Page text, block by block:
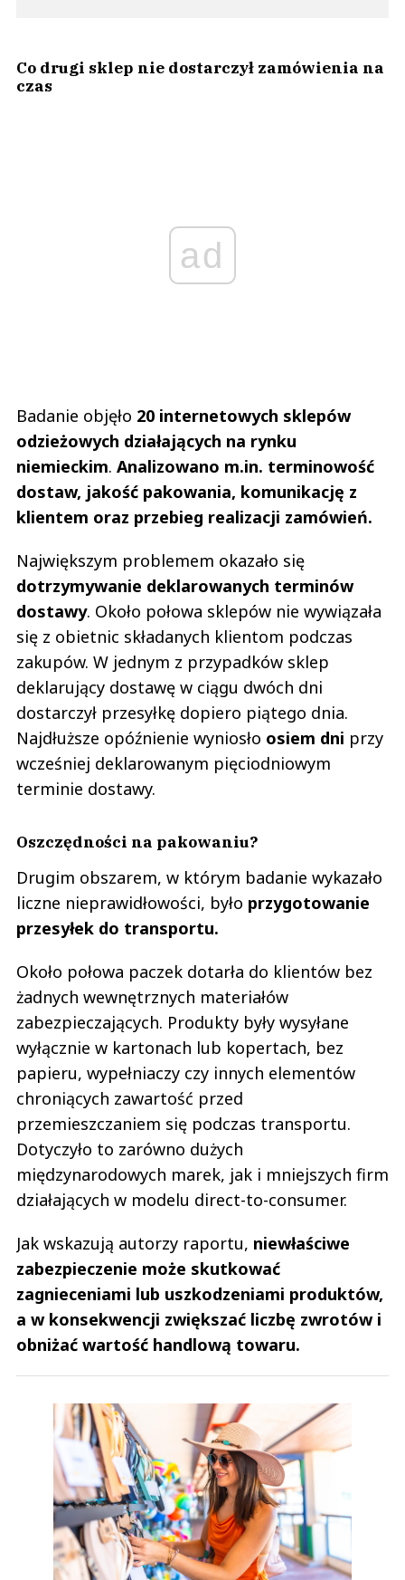
Co drugi sklep nie dostarczył zamówienia na
czas
ad
Badanie objęło 20 internetowych sklepów
odzieżowych działających na rynku
niemieckim. Analizowano m.in. terminowość
dostaw, jakość pakowania, komunikację z
klientem oraz przebieg realizacji zamówień.
Największym problemem okazało się
dotrzymywanie deklarowanych terminów
dostawy. Około połowa sklepów nie wywiązała
się z obietnic składanych klientom podczas
zakupów. W jednym z przypadków sklep
deklarujący dostawę w ciągu dwóch dni
dostarczył przesyłkę dopiero piątego dnia.
Najdłuższe opóźnienie wyniosło osiem dni przy
wcześniej deklarowanym pięciodniowym
terminie dostawy.
Oszczędności na pakowaniu?
Drugim obszarem, w którym badanie wykazało
liczne nieprawidłowości, było przygotowanie
przesyłek do transportu.
Około połowa paczek dotarła do klientów bez
żadnych wewnętrznych materiałów
zabezpieczających. Produkty były wysyłane
wyłącznie w kartonach lub kopertach, bez
papieru, wypełniaczy czy innych elementów
chroniących zawartość przed
przemieszczaniem się podczas transportu.
Dotyczyło to zarówno dużych
międzynarodowych marek, jak i mniejszych firm
działających w modelu direct-to-consumer.
Jak wskazują autorzy raportu, niewłaściwe
zabezpieczenie może skutkować
zagnieceniami lub uszkodzeniami produktów,
a w konsekwencji zwiększać liczbę zwrotów i
obniżać wartość handlową towaru.